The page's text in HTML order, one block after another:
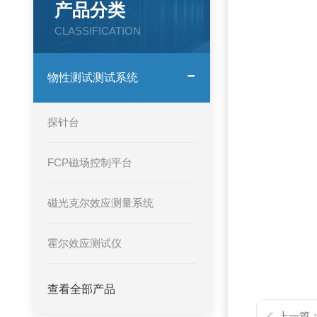
产品分类
CLASSIFICATION
物性测试测试系统
探针台
FCP磁场控制平台
磁光克尔效应测量系统
霍尔效应测试仪
查看全部产品